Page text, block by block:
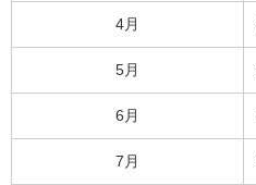
4月
5月
6月
7月